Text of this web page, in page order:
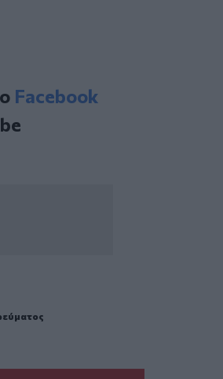
Facebook